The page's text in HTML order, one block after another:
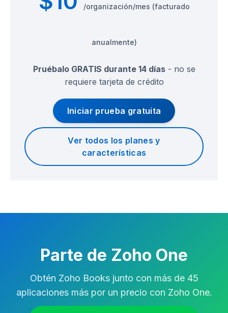
/organización/mes (facturado
anualmente)
Pruébalo GRATIS durante 14 días- no se
requiere tarjeta de crédito
Iniciar prueba gratuita
Ver todos los planes y
características
Parte de Zoho One
Obtén Zoho Books junto con más de 45
aplicaciones más por un precio con Zoho One.